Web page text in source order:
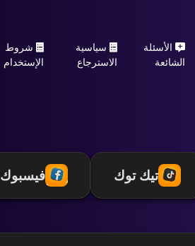
الأسئلة
الشائعة
سياسية
الاسترجاع
شروط
الإستخدام
تيك توك فيسبوك